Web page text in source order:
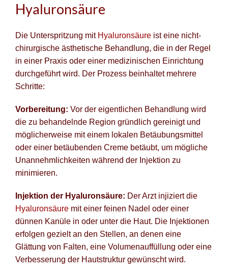
Hyaluronsäure
Die Unterspritzung mit Hyaluronsäureist eine nicht-
chirurgische ästhetische Behandlung, die in der Regel
in einer Praxis oder einer medizinischen Einrichtung
durchgeführt wird. Der Prozess beinhaltet mehrere
Schritte:
Vorbereitung: Vor der eigentlichen Behandlung wird
die zu behandelnde Region gründlich gereinigt und
möglicherweise mit einem lokalen Betäubungsmittel
oder einer betäubenden Creme betäubt, um mögliche
Unannehmlichkeiten während der Injektion zu
minimieren.
Injektion der Hyaluronsäure: Der Arzt injiziert die
Hyaluronsäuremit einer feinen Nadel oder einer
dünnen Kanüle in oder unter die Haut. Die Injektionen
erfolgen gezielt an den Stellen, an denen eine
Glättung von Falten, eine Volumenauffüllung oder eine
Verbesserung der Hautstruktur gewünscht wird.